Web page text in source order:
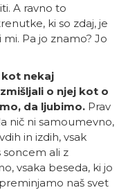
A ravno to
ki so zdaj, je
Pa jo znamo? Jo
nekaj
o njej kot o
da ljubimo. Prav
nič ni samoumevno,
in izdih, vsak
ali z
vsaka beseda, ki jo
naš svet